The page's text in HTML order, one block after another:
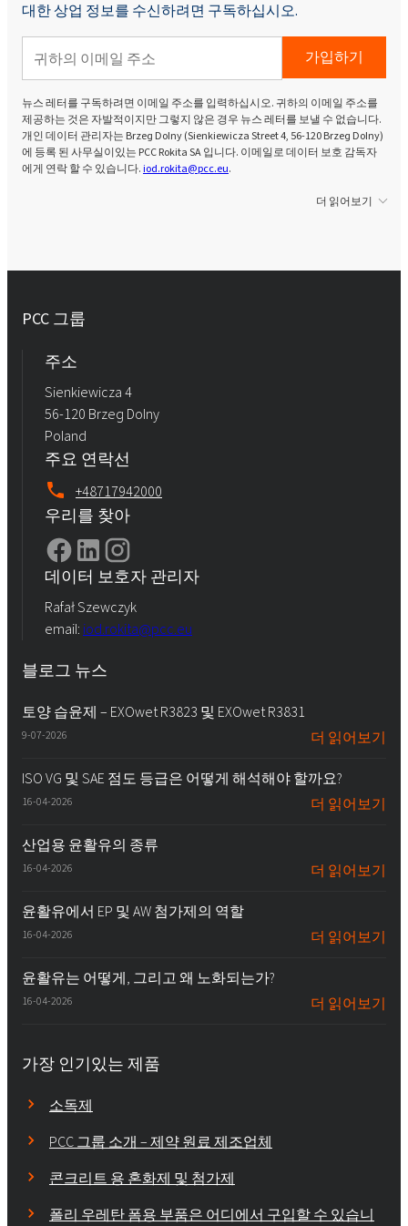
대한 상업 정보를 수신하려면 구독하십시오.
가입하기
뉴스 레터를 구독하려면 이메일 주소를 입력하십시오. 귀하의 이메일 주소를
제공하는 것은 자발적이지만 그렇지 않은 경우 뉴스 레터를 보낼 수 없습니다.
개인 데이터 관리자는 Brzeg Dolny (Sienkiewicza Street 4, 56-120 Brzeg Dolny)
에 등록 된 사무실이있는 PCC Rokita SA 입니다. 이메일로 데이터 보호 감독자
에게 연락 할 수 있습니다.iod.rokita@pcc.eu.
더 읽어보기
PCC 그룹
주소
Sienkiewicza 4
56-120 Brzeg Dolny
Poland
주요 연락선
+48717942000
우리를 찾아
데이터 보호자 관리자
Rafał Szewczyk
email: iod.rokita@pcc.eu
블로그 뉴스
토양 습윤제 – EXOwet R3823 및 EXOwet R3831
9-07-2026 더 읽어보기
ISO VG 및 SAE 점도 등급은 어떻게 해석해야 할까요?
16-04-2026 더 읽어보기
산업용 윤활유의 종류
16-04-2026 더 읽어보기
윤활유에서 EP 및 AW 첨가제의 역할
16-04-2026 더 읽어보기
윤활유는 어떻게, 그리고 왜 노화되는가?
16-04-2026 더 읽어보기
가장 인기있는 제품
소독제
PCC 그룹 소개 – 제약 원료 제조업체
콘크리트 용 혼화제 및 첨가제
폴리 우레탄 폼용 부품은 어디에서 구입할 수 있습니